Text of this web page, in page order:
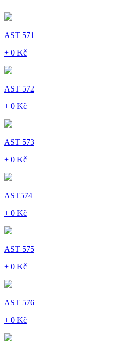
AST 571
+ 0 Kč
AST 572
+ 0 Kč
AST 573
+ 0 Kč
AST574
+ 0 Kč
AST 575
+ 0 Kč
AST 576
+ 0 Kč